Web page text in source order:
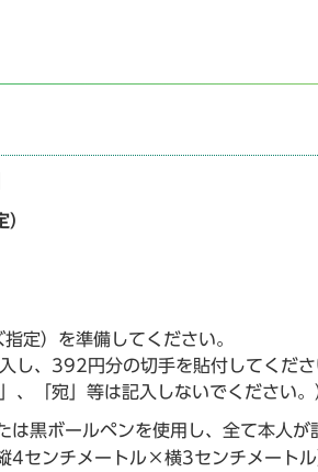
）を準備してください。
し、392円分の切手を貼付してくださ
、「宛」等は記入しないでください。
黒ボールペンを使用し、全て本人が
4センチメートル×横3センチメート